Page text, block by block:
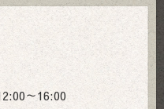
～16:00